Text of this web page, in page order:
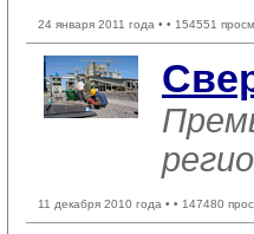
24 января 2011 года • • 154551
11 декабря 2010 года • • 147480